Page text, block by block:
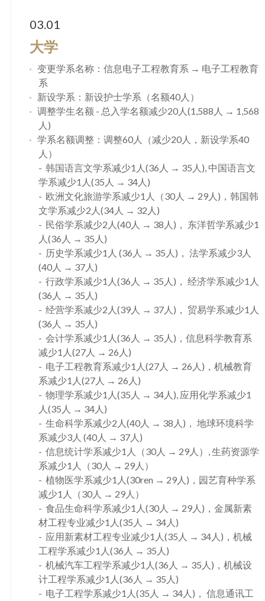
03.01
大学
变更学系名称：信息电子工程教育系 → 电子工程教育
系
新设学系：新设护士学系（名额40人）
调整学生名额 - 总入学名额减少20人(1,588人 → 1,568
人)
学系名额调整：调整60人（减少20人，新设学系40
人）
韩国语言文学系减少1人(36人 → 35人), 中国语言文
学系减少1人(35人 → 34人)
欧洲文化旅游学系减少1人（30人 → 29人)，韩国韩
文学系减少2人(34人 → 32人)
民俗学系减少2人(40人 → 38人)， 东洋哲学系减少1
人(36人 → 35人)
历史学系减少1人 (36人 → 35人)， 法学系减少3人
(40人 → 37人)
行政学系减少1人(36人 → 35人)， 经济学系减少1人
(36人 → 35人)
经营学系减少2人(39人 → 37人)， 贸易学系减少1人
(36人 → 35人)
会计学系减少1人(36人 → 35人)，信息科学教育系
减少1人(27人 → 26人)
电子工程教育系减少1人(27人 → 26人)，机械教育
系减少1人(27人 → 26人)
物理学系减少1人(35人 → 34人), 应用化学系减少1
人(35人 → 34人)
生命科学系减少2人(40人 → 38人)， 地球环境科学
系减少3人 (40人 → 37人)
信息统计学系减少1人（30人 → 29人）, 生药资源学
系减少1人（30人 → 29人）
植物医学系减少1人(30ren → 29人)，园艺育种学系
减少1人（30人 → 29人）
食品生命科学系减少1人(30人 → 29人)，金属新素
材工程专业减少1人(35人 → 34人)
应用新素材工程专业减少1人(35人 → 34人)，机械
工程学系减少1人(36人 → 35人)
机械汽车工程学系减少1人(36人 → 35人)，机械设
计工程学系减少1人(36人 → 35人)
电子工程学系减少1人(35人 → 34人)， 信息通讯工